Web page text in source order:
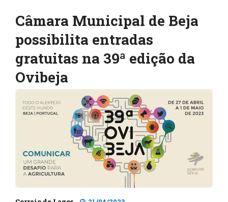
Câmara Municipal de Beja
possibilita entradas
gratuitas na 39ª edição da
Ovibeja